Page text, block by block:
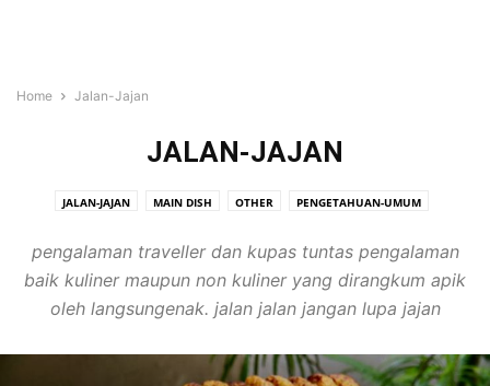
Home Jalan-Jajan
JALAN-JAJAN
JALAN-JAJAN MAIN DISH OTHER
PENGETAHUAN-UMUM
pengalaman traveller dan kupas tuntas pengalaman
baik kuliner maupun non kuliner yang dirangkum apik
oleh langsungenak. jalan jalan jangan lupa jajan